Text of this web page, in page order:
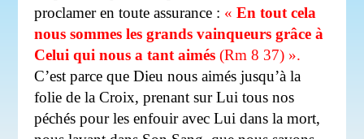
proclamer en toute assurance : « En tout cela
nous sommes les grands vainqueurs grâce à
Celui qui nous a tant aimés (Rm 8 37) ».
C’est parce que Dieu nous aimés jusqu’à la
folie de la Croix, prenant sur Lui tous nos
péchés pour les enfouir avec Lui dans la mort,